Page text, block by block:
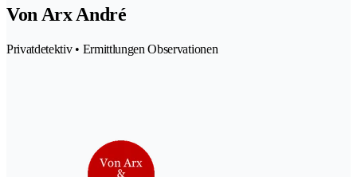
Von Arx André
Privatdetektiv • Ermittlungen Observationen